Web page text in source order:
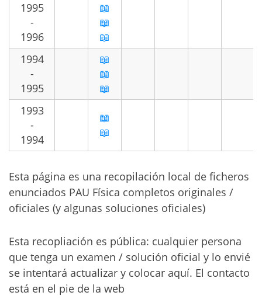
1995
-
1996
📖
📖
📖
1994
-
1995
📖
📖
📖
1993
-
1994
📖
📖
Esta página es una recopilación local de ficheros
enunciados PAU Física completos originales /
oficiales (y algunas soluciones oficiales)
Esta recopliación es pública: cualquier persona
que tenga un examen / solución oficial y lo envié
se intentará actualizar y colocar aquí. El contacto
está en el pie de la web